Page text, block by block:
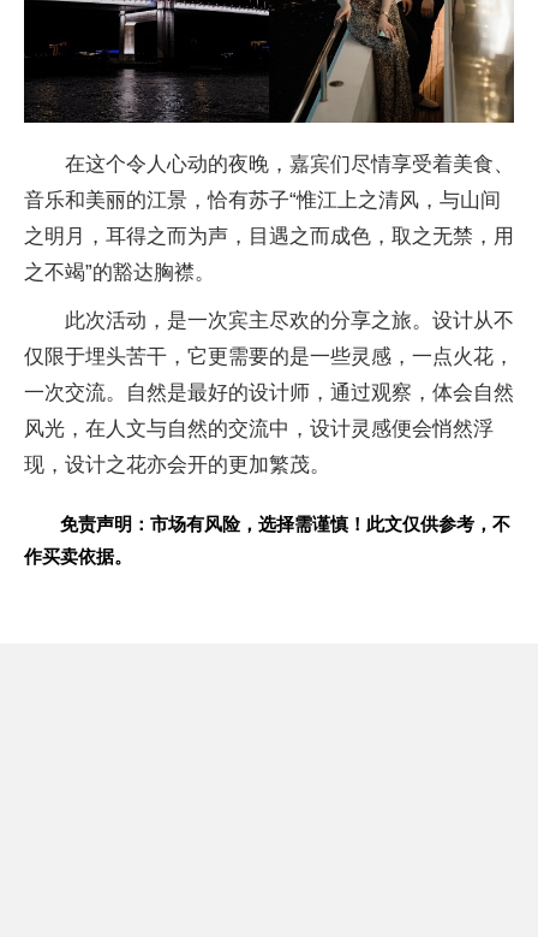
在这个令人心动的夜晚，嘉宾们尽情享受着美食、
音乐和美丽的江景，恰有苏子“惟江上之清风，与山间
之明月，耳得之而为声，目遇之而成色，取之无禁，用
之不竭”的豁达胸襟。
此次活动，是一次宾主尽欢的分享之旅。设计从不
仅限于埋头苦干，它更需要的是一些灵感，一点火花，
一次交流。自然是最好的设计师，通过观察，体会自然
风光，在人文与自然的交流中，设计灵感便会悄然浮
现，设计之花亦会开的更加繁茂。
免责声明：市场有风险，选择需谨慎！此文仅供参考，不
作买卖依据。